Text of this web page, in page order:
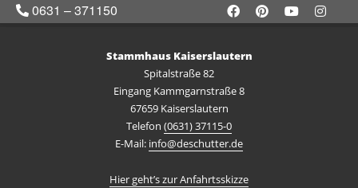
0631 – 371150
Stammhaus Kaiserslautern
Spitalstraße 82
Eingang Kammgarnstraße 8
67659 Kaiserslautern
Telefon (0631) 37115-0
E-Mail: info@deschutter.de
Hier geht’s zur Anfahrtsskizze